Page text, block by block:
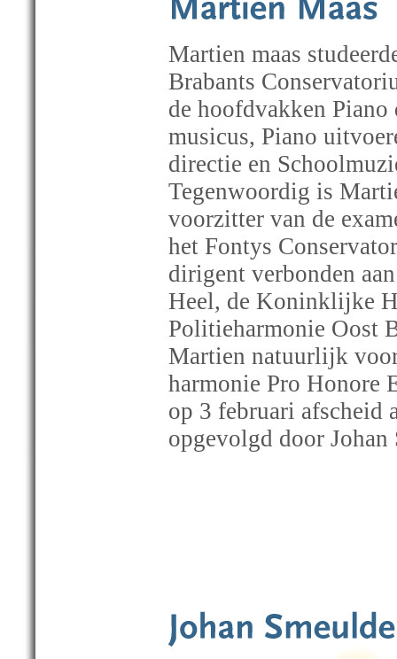
Martien maas
Brabants
de hoofdvakken Piano
musicus, Piano
directie en
Tegenwoordig is
voorzitter van de
het Fontys
dirigent verbonden
Heel, de Koninklijke
Politieharmonie Oost
Martien natuurlijk
harmonie Pro Honore
op 3 februari afscheid
opgevolgd door Johan